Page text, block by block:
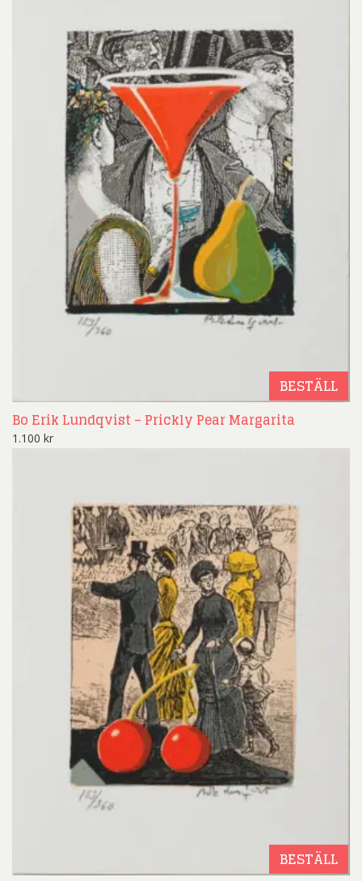
BESTÄLL
Bo Erik Lundqvist – Prickly Pear Margarita
1.100 kr
BESTÄLL